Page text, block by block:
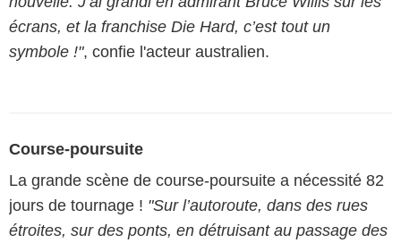
écrans, et la franchise Die Hard, c’est tout un
symbole !", confie l'acteur australien.
Course-poursuite
La grande scène de course-poursuite a nécessité 82
jours de tournage ! "Sur l’autoroute, dans des rues
étroites, sur des ponts, en détruisant au passage des